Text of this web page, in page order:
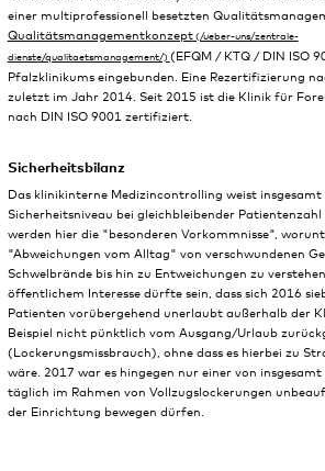
einer multiprofessionell besetzten
Qualitätsmanagementkonzept
(EFQM / KTQ / DIN ISO
Pfalzklinikums eingebunden. Eine Rezertifizierung
zuletzt im Jahr 2014. Seit 2015 ist die Klinik für
nach DIN ISO 9001 zertifiziert.
Sicherheitsbilanz
Das klinikinterne Medizincontrolling weist insgesamt
Sicherheitsniveau bei gleichbleibender
werden hier die "besonderen Vorkommnisse",
"Abweichungen vom Alltag" von verschwundenen
Schwelbrände bis hin zu Entweichungen zu
öffentlichem Interesse dürfte sein, dass sich 2016
Patienten vorübergehend unerlaubt außerhalb der
Beispiel nicht pünktlich vom Ausgang/Urlaub
(Lockerungsmissbrauch), ohne dass es hierbei zu
wäre. 2017 war es hingegen nur einer von insgesamt
täglich im Rahmen von Vollzugslockerungen
der Einrichtung bewegen dürfen.